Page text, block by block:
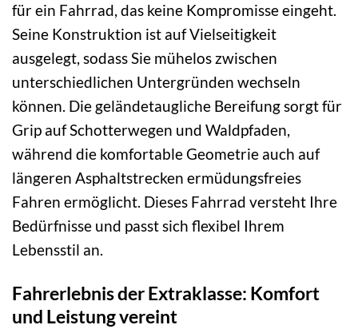
für ein Fahrrad, das keine Kompromisse eingeht.
Seine Konstruktion ist auf Vielseitigkeit
ausgelegt, sodass Sie mühelos zwischen
unterschiedlichen Untergründen wechseln
können. Die geländetaugliche Bereifung sorgt für
Grip auf Schotterwegen und Waldpfaden,
während die komfortable Geometrie auch auf
längeren Asphaltstrecken ermüdungsfreies
Fahren ermöglicht. Dieses Fahrrad versteht Ihre
Bedürfnisse und passt sich flexibel Ihrem
Lebensstil an.
Fahrerlebnis der Extraklasse: Komfort
und Leistung vereint